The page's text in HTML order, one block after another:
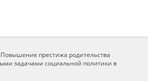
Повышение престижа родительства
задачами социальной политики в